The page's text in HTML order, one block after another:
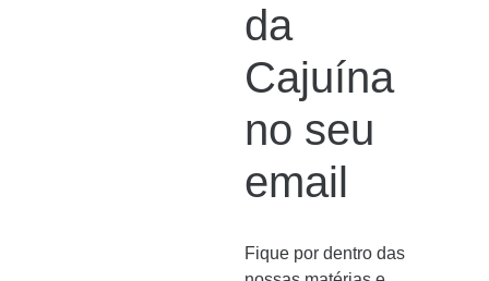
da
Cajuína
no seu
email
Fique por dentro das